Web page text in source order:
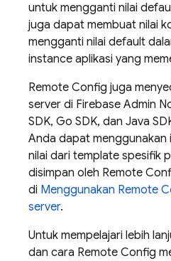
untuk mengganti nilai
juga dapat membuat nilai
mengganti nilai default
instance aplikasi yang
Remote Config juga
server di Firebase Admin
SDK, Go SDK, dan Java
Anda dapat menggunakan
nilai dari template spesifik
disimpan oleh Remote
di Menggunakan Remote
server.
Untuk mempelajari lebih
dan cara Remote Config